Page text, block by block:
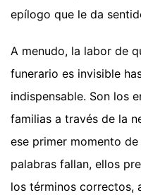
epílogo que le da
A menudo, la labor de
funerario es invisible
indispensable. Son los
familias a través de la
ese primer momento
palabras fallan, ellos
los términos correctos,